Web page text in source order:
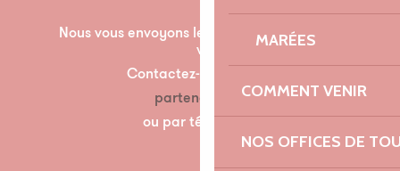
MARÉES
COMMENT VENIR
NOS OFFICES DE
Nous vous envoyons les documents nécessaire à
votre partenariat par mail.
Contactez-nous à l’adresse suivante :
partenariats@lannion-tregor.com
ou par téléphone au 07 86 04 60 30